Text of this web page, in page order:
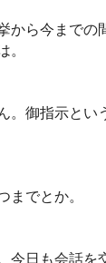
から今までの
。
。御指示とい
でとか。
今日も会話を